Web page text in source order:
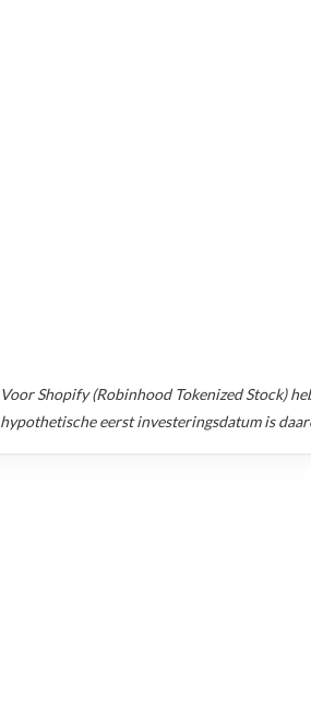
VoorShopify (Robinhood Tokenized Stock)
hypothetische eerst investeringsdatum is